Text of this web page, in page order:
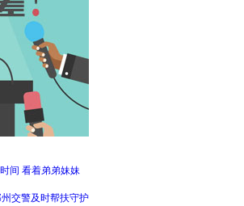
间 看着弟弟妹妹
州交警及时帮扶守护